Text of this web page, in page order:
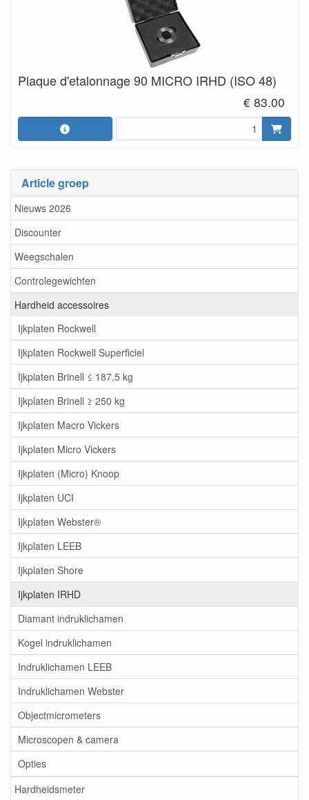
Article groep
Nieuws 2026
Discounter
Weegschalen
Controlegewichten
Hardheid accessoires
Ijkplaten Rockwell
Ijkplaten Rockwell Superficiel
Ijkplaten Brinell ≤ 187,5 kg
Ijkplaten Brinell ≥ 250 kg
Ijkplaten Macro Vickers
Ijkplaten Micro Vickers
Ijkplaten (Micro) Knoop
Ijkplaten UCI
Ijkplaten Webster®
Ijkplaten LEEB
Ijkplaten Shore
Ijkplaten IRHD
Diamant indruklichamen
Kogel indruklichamen
Indruklichamen LEEB
Indruklichamen Webster
Objectmicrometers
Microscopen & camera
Opties
Hardheidsmeter
Plaque d'etalonnage 90 MICRO IRHD (ISO 48)
€ 83.00